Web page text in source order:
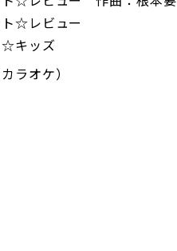
☆レビュー
☆キッズ
ラオケ）